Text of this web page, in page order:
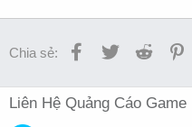
Chia sẻ: Facebook
TwitterReddit
Liên Hệ Quảng Cáo Game